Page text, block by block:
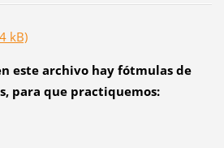
kB)
este archivo hay fótmulas de
para que practiquemos: